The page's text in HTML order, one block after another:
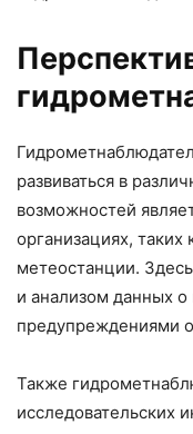
развиваться в
возможностей
организациях,
метеостанции.
и анализом данных о
предупреждениями
Также
исследовательских